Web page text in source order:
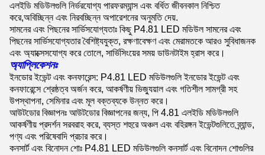
এলইডি মডিউলগুলি নির্ভরযোগ্য পারফরম্যান্স এবং বর্ধিত জীবনকাল নিশ্চিত
করে,অবিচ্ছিন্ন এবং নিরবচ্ছিন্ন অপারেশনের অনুমতি দেয়.
সামনের এবং পিছনের সার্ভিসযোগ্যতাঃ কিছু P4.81 LED মডিউল সামনের এবং
পিছনের সার্ভিসযোগ্যতার বৈশিষ্ট্যযুক্ত, রক্ষণাবেক্ষণ এবং মেরামতকে আরও সুবিধাজনক
এবং অ্যাক্সেসযোগ্য করে তোলে, সার্ভিসিংয়ের সময় ডাউনটাইম হ্রাস করে।
অ্যাপ্লিকেশনঃ
ইনডোর ইভেন্ট এবং কনফারেন্স: P4.81 LED মডিউলগুলি ইনডোর ইভেন্ট এবং
কনফারেন্সে শ্রেষ্ঠত্ব অর্জন করে, আকর্ষণীয় ভিজ্যুয়াল এবং গতিশীল সামগ্রী সহ
উপস্থাপনা, সেমিনার এবং মূল বক্তব্যকে উন্নত করে।
আউটডোর বিজ্ঞাপনঃ আউটডোর বিজ্ঞাপনের জন্য, পি 4.81 এলইডি মডিউলগুলি
আকর্ষণীয় প্রদর্শন সরবরাহ করে, ব্যস্ত শহুরে অঞ্চল এবং বহিরঙ্গন ইভেন্টগুলিতে ব্র্যান্ড,
পণ্য এবং পরিষেবাদি প্রচার করে।
কনসার্ট এবং বিনোদন শোঃ P4.81 LED মডিউলগুলি কনসার্ট এবং বিনোদন শোগুলির